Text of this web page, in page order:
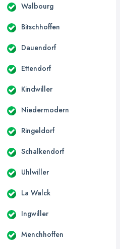
Walbourg
Bitschhoffen
Dauendorf
Ettendorf
Kindwiller
Niedermodern
Ringeldorf
Schalkendorf
Uhlwiller
La Walck
Ingwiller
Menchhoffen